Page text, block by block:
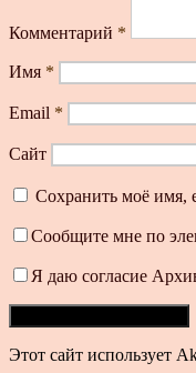
Комментарий *
Имя *
Email *
Сайт
Сохранить моё имя,
Сообщите мне по
Я даю согласие
Этот сайт использует